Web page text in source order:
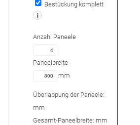
Bestückung komplett
Anzahl Paneele
Paneelbreite
mm
Überlappung der Paneele:
mm
Gesamt-Paneelbreite: mm